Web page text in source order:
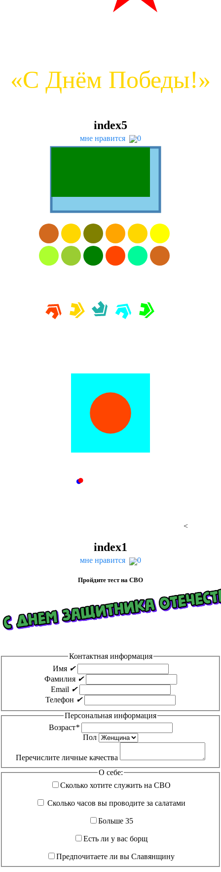
«С Днём Победы!»
index5
мне нравится 0
<
index1
мне нравится 0
Пройдите тест на СВО
Контактная информация
Имя ✔
Фамилия ✔
Email ✔
Телефон ✔
Персональная информация
Возраст*
Пол
Перечислите личные качества
О себе:
Сколько хотите служить на СВО
Сколько часов вы проводите за салатами
Больше 35
Есть ли у вас борщ
Предпочитаете ли вы Славянщину